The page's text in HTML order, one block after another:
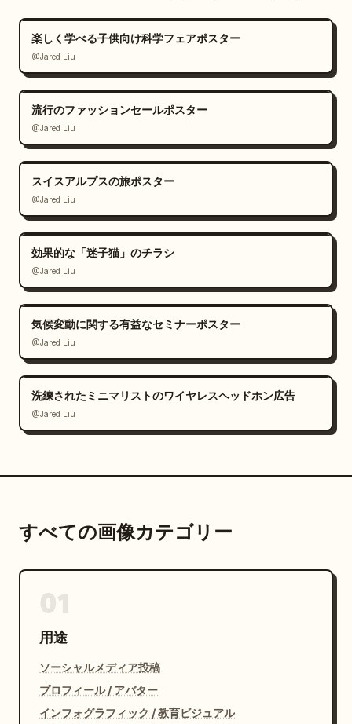
楽しく学べる子供向け科学フェアポスター
@Jared Liu
流行のファッションセールポスター
@Jared Liu
スイスアルプスの旅ポスター
@Jared Liu
効果的な「迷子猫」のチラシ
@Jared Liu
気候変動に関する有益なセミナーポスター
@Jared Liu
洗練されたミニマリストのワイヤレスヘッドホン広告
@Jared Liu
すべての画像カテゴリー
用途
ソーシャルメディア投稿
プロフィール / アバター
インフォグラフィック / 教育ビジュアル